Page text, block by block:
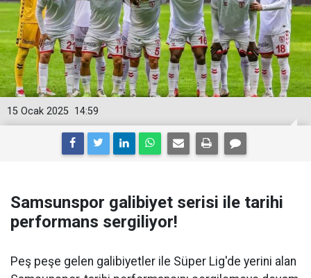
14:59
15 Ocak 2025
Samsunspor galibiyet serisi ile tarihi
performans sergiliyor!
Peş peşe gelen galibiyetler ile Süper Lig'de yerini alan